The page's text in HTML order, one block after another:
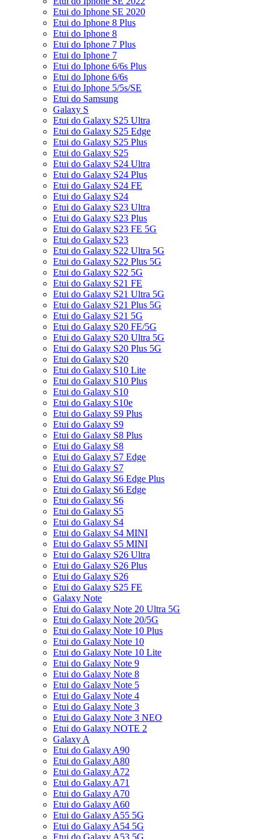
Etui do Iphone SE 2020
Etui do Iphone 8 Plus
Etui do Iphone 8
Etui do Iphone 7 Plus
Etui do Iphone 7
Etui do Iphone 6/6s Plus
Etui do Iphone 6/6s
Etui do Iphone 5/5s/SE
Etui do Samsung
Galaxy S
Etui do Galaxy S25 Ultra
Etui do Galaxy S25 Edge
Etui do Galaxy S25 Plus
Etui do Galaxy S25
Etui do Galaxy S24 Ultra
Etui do Galaxy S24 Plus
Etui do Galaxy S24 FE
Etui do Galaxy S24
Etui do Galaxy S23 Ultra
Etui do Galaxy S23 Plus
Etui do Galaxy S23 FE 5G
Etui do Galaxy S23
Etui do Galaxy S22 Ultra 5G
Etui do Galaxy S22 Plus 5G
Etui do Galaxy S22 5G
Etui do Galaxy S21 FE
Etui do Galaxy S21 Ultra 5G
Etui do Galaxy S21 Plus 5G
Etui do Galaxy S21 5G
Etui do Galaxy S20 FE/5G
Etui do Galaxy S20 Ultra 5G
Etui do Galaxy S20 Plus 5G
Etui do Galaxy S20
Etui do Galaxy S10 Lite
Etui do Galaxy S10 Plus
Etui do Galaxy S10
Etui do Galaxy S10e
Etui do Galaxy S9 Plus
Etui do Galaxy S9
Etui do Galaxy S8 Plus
Etui do Galaxy S8
Etui do Galaxy S7 Edge
Etui do Galaxy S7
Etui do Galaxy S6 Edge Plus
Etui do Galaxy S6 Edge
Etui do Galaxy S6
Etui do Galaxy S5
Etui do Galaxy S4
Etui do Galaxy S4 MINI
Etui do Galaxy S5 MINI
Etui do Galaxy S26 Ultra
Etui do Galaxy S26 Plus
Etui do Galaxy S26
Etui do Galaxy S25 FE
Galaxy Note
Etui do Galaxy Note 20 Ultra 5G
Etui do Galaxy Note 20/5G
Etui do Galaxy Note 10 Plus
Etui do Galaxy Note 10
Etui do Galaxy Note 10 Lite
Etui do Galaxy Note 9
Etui do Galaxy Note 8
Etui do Galaxy Note 5
Etui do Galaxy Note 4
Etui do Galaxy Note 3
Etui do Galaxy Note 3 NEO
Etui do Galaxy NOTE 2
Galaxy A
Etui do Galaxy A90
Etui do Galaxy A80
Etui do Galaxy A72
Etui do Galaxy A71
Etui do Galaxy A70
Etui do Galaxy A60
Etui do Galaxy A55 5G
Etui do Galaxy A54 5G
Etui do Galaxy A53 5G